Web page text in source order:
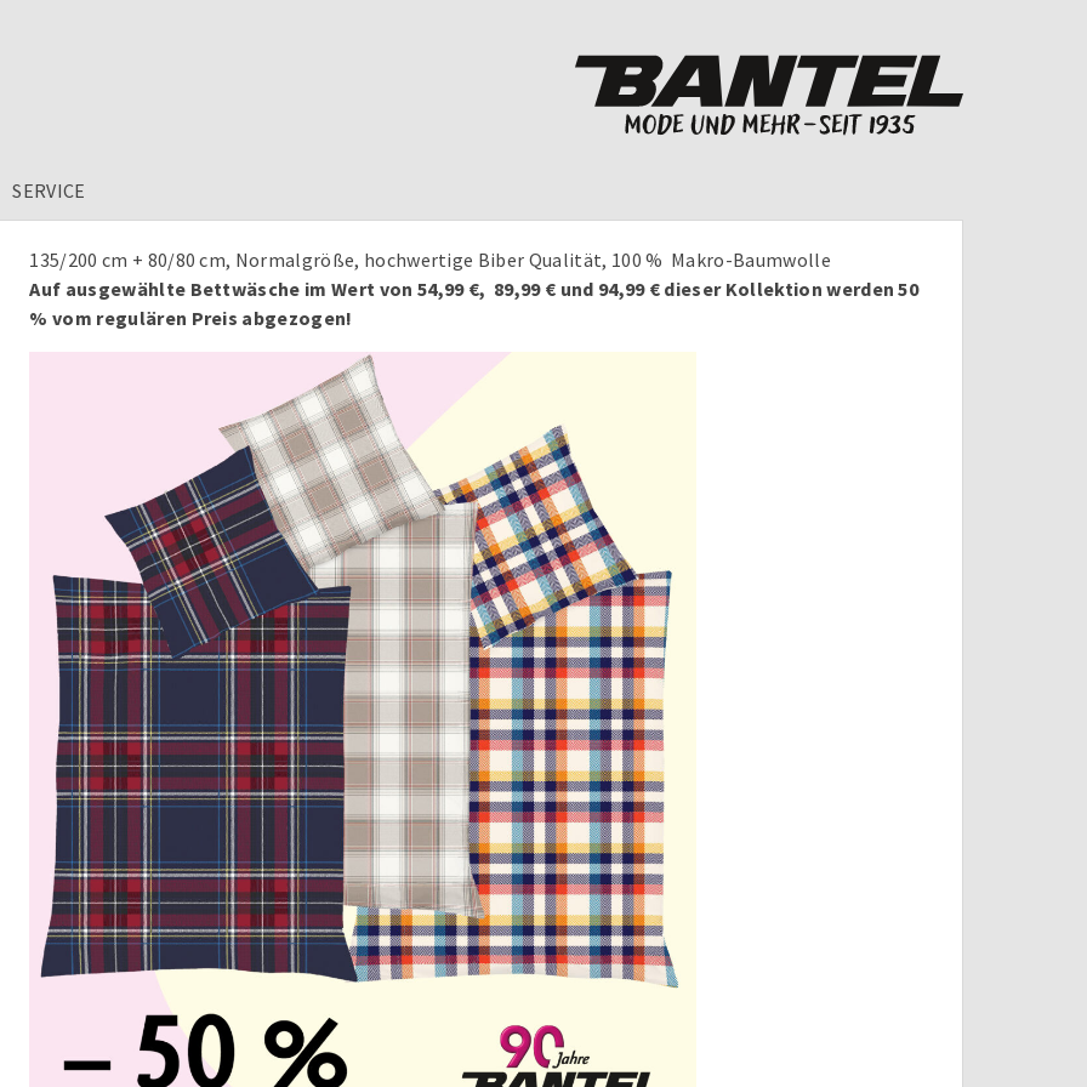
SERVICE
135/200 cm + 80/80 cm, Normalgröße, hochwertige Biber Qualität, 100 % Makro-Baumwolle
Auf ausgewählte Bettwäsche im Wert von 54,99 €, 89,99 € und 94,99 € dieser Kollektion werden 50
% vom regulären Preis abgezogen!